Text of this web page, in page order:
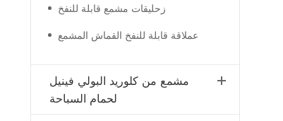
زحليقات مشمع قابلة للنفخ
عملاقة قابلة للنفخ القماش المشمع
مشمع من كلوريد البولي فينيل
لحمام السباحة